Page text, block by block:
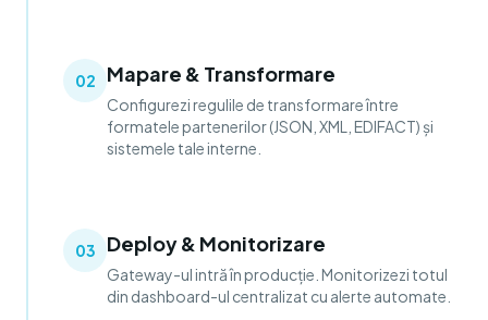
02 Mapare & Transformare
Configurezi regulile de transformare între
formatele partenerilor (JSON, XML, EDIFACT) și
sistemele tale interne.
03 Deploy & Monitorizare
Gateway-ul intră în producție. Monitorizezi totul
din dashboard-ul centralizat cu alerte automate.